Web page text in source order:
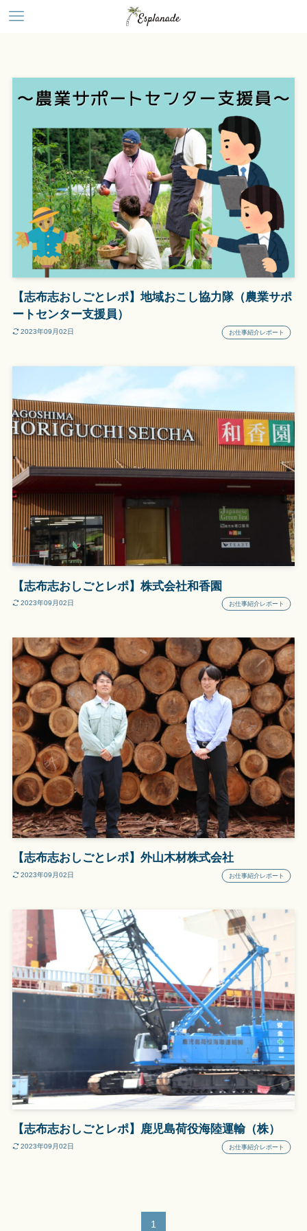
【志布志おしごとレポ】地域おこし協力隊（農業サポ
ートセンター支援員）
2023年09月02日 お仕事紹介レポート
【志布志おしごとレポ】株式会社和香園
2023年09月02日 お仕事紹介レポート
【志布志おしごとレポ】外山木材株式会社
2023年09月02日 お仕事紹介レポート
【志布志おしごとレポ】鹿児島荷役海陸運輸（株）
2023年09月02日 お仕事紹介レポート
1